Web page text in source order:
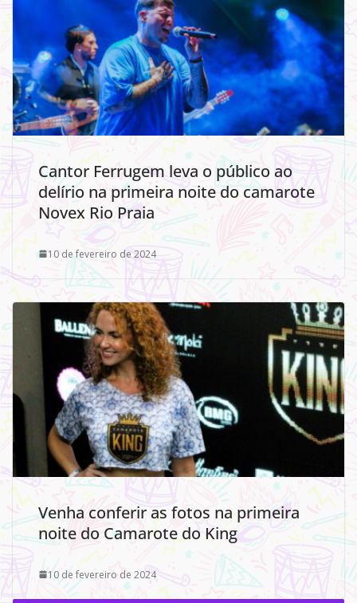
Cantor Ferrugem leva o público ao
delírio na primeira noite do camarote
Novex Rio Praia
10 de fevereiro de 2024
Venha conferir as fotos na primeira
noite do Camarote do King
10 de fevereiro de 2024